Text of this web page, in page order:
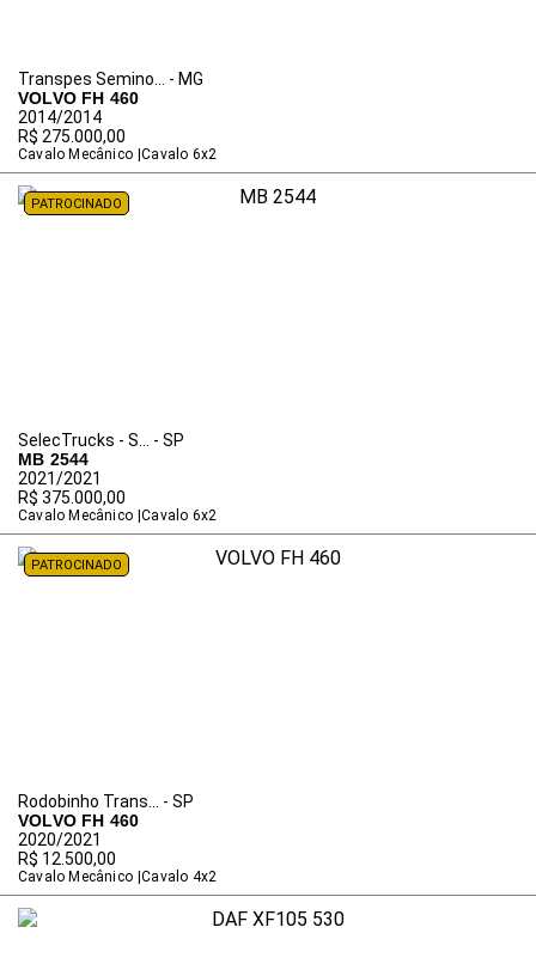
Transpes Semino... - MG
VOLVO FH 460
2014/2014
R$ 275.000,00
Cavalo Mecânico Cavalo 6x2
PATROCINADO
SelecTrucks - S... - SP
MB 2544
2021/2021
R$ 375.000,00
Cavalo Mecânico Cavalo 6x2
PATROCINADO
Rodobinho Trans... - SP
VOLVO FH 460
2020/2021
R$ 12.500,00
Cavalo Mecânico Cavalo 4x2